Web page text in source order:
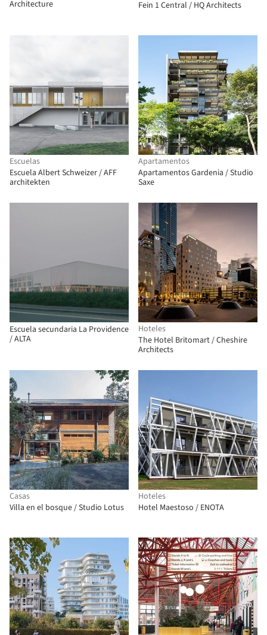
Architecture
Fein 1 Central / HQ Architects
Escuelas
Escuela Albert Schweizer / AFF
architekten
Apartamentos
Apartamentos Gardenia / Studio
Saxe
Escuela secundaria La Providence
/ ALTA
Hoteles
The Hotel Britomart / Cheshire
Architects
Casas
Villa en el bosque / Studio Lotus
Hoteles
Hotel Maestoso / ENOTA